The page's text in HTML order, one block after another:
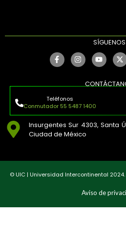
SÍGUENOS
Teléfonos
Conmutador 55 5487 1400
Insurgentes Sur 4303, Santa
Ciudad de México
© UIC | Universidad Intercontinental 2024.
Aviso de